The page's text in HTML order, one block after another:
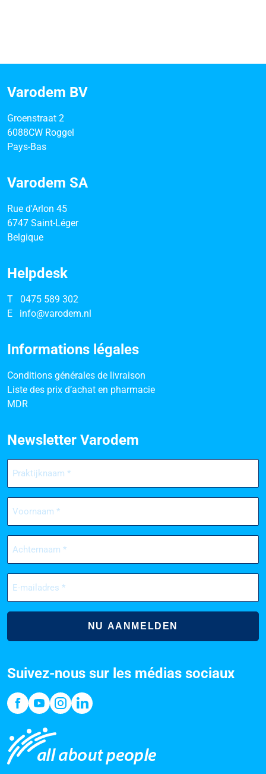
Varodem BV
Groenstraat 2
6088CW Roggel
Pays-Bas
Varodem SA
Rue d'Arlon 45
6747 Saint-Léger
Belgique
Helpdesk
T
0475 589 302
E
info@varodem.nl
Informations légales
Conditions générales de livraison
Liste des prix d’achat en pharmacie
MDR
Newsletter Varodem
Praktijknaam
(Nécessaire)
Voornaam
(Nécessaire)
Achternaam
(Nécessaire)
E-
mailadres
(Nécessaire)
Suivez-nous sur les médias sociaux